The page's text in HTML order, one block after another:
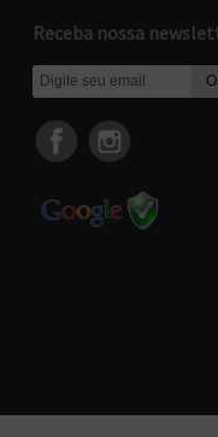
Receba nossa